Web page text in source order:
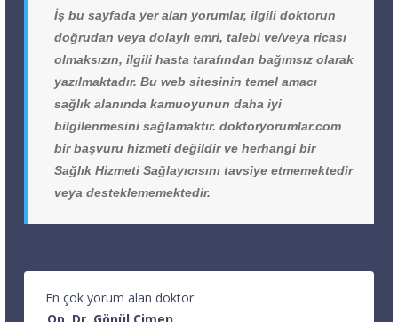
İş bu sayfada yer alan yorumlar, ilgili doktorun
doğrudan veya dolaylı emri, talebi ve/veya ricası
olmaksızın, ilgili hasta tarafından bağımsız olarak
yazılmaktadır. Bu web sitesinin temel amacı
sağlık alanında kamuoyunun daha iyi
bilgilenmesini sağlamaktır. doktoryorumlar.com
bir başvuru hizmeti değildir ve herhangi bir
Sağlık Hizmeti Sağlayıcısını tavsiye etmemektedir
veya desteklememektedir.
En çok yorum alan doktor
Op. Dr. Gönül Çimen